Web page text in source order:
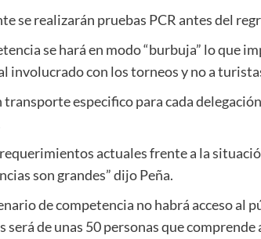
se realizarán pruebas PCR antes del
se hará en modo “burbuja” lo que
involucrado con los torneos y no a
transporte especifico para cada
actuales frente a la
son grandes” dijo Peña.
de competencia no habrá acceso
será de unas 50 personas que